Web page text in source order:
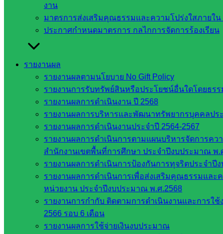
งาน
มาตรการส่งเสริมคุณธรรมและความโปร่งใสภายใน
ประกาศกำหนดมาตรการ กลไกการจัดการร้องเรียน
รายงานผล
รายงานผลตามนโยบาย No Gift Policy
รายงานการรับทรัพย์สินหรือประโยชน์อื่นใดโดยธรร
รายงานผลการดำเนินงาน ปี 2568
รายงานผลการบริหารและพัฒนาทรัพยากรบุคคลปร
รายงานผลการดำเนินงานประจำปี 2564-2567
รายงานผลการดำเนินการตามแผนบริหารจัดการคว
สำนักงานเขตพื้นที่การศึกษา ประจำปีงบประมาณ พ.
รายงานผลการดำเนินการป้องกันการทุจริตประจำปี
รายงานผลการดำเนินการเพื่อส่งเสริมคุณธรรมและ
หน่วยงาน ประจำปีงบประมาณ พ.ศ.2568
รายงานการกำกับ ติดตามการดำเนินงานและการใ
2566 รอบ 6 เดือน
รายงานผลการใช้จ่ายเงินงบประมาณ
หน่วยงาน
ในจังหวัด
สระแก้ว
สระแก้ว
ส.ก.ส.ค.